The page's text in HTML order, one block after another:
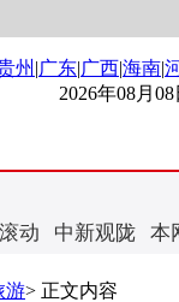
州 |广东|广西|海南|
2026年08月
滚动 中新观陇 本
游> 正文内容